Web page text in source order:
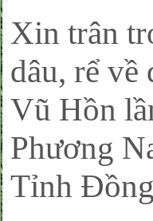
Xin trân
dâu, rể
Vũ Hồn
Phương
Tỉnh